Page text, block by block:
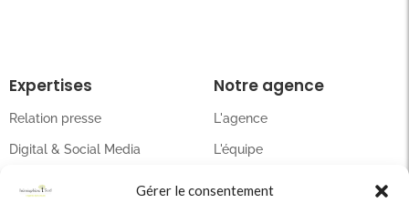
Gérer le consentement
Expertises
Relation presse
Digital & Social Media
Notre agence
L'agence
L'équipe